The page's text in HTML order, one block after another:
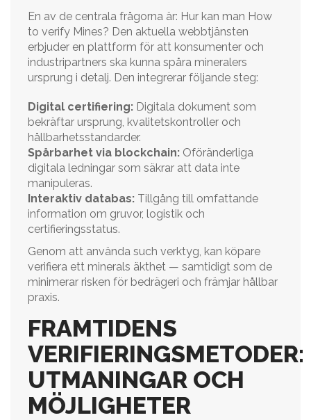
En av de centrala frågorna är: Hur kan man How
to verify Mines? Den aktuella webbtjänsten
erbjuder en plattform för att konsumenter och
industripartners ska kunna spåra mineralers
ursprung i detalj. Den integrerar följande steg:
Digital certifiering: Digitala dokument som
bekräftar ursprung, kvalitetskontroller och
hållbarhetsstandarder.
Spårbarhet via blockchain: Oföränderliga
digitala ledningar som säkrar att data inte
manipuleras.
Interaktiv databas: Tillgång till omfattande
information om gruvor, logistik och
certifieringsstatus.
Genom att använda such verktyg, kan köpare
verifiera ett minerals äkthet — samtidigt som de
minimerar risken för bedrägeri och främjar hållbar
praxis.
FRAMTIDENS
VERIFIERINGSMETODER:
UTMANINGAR OCH
MÖJLIGHETER